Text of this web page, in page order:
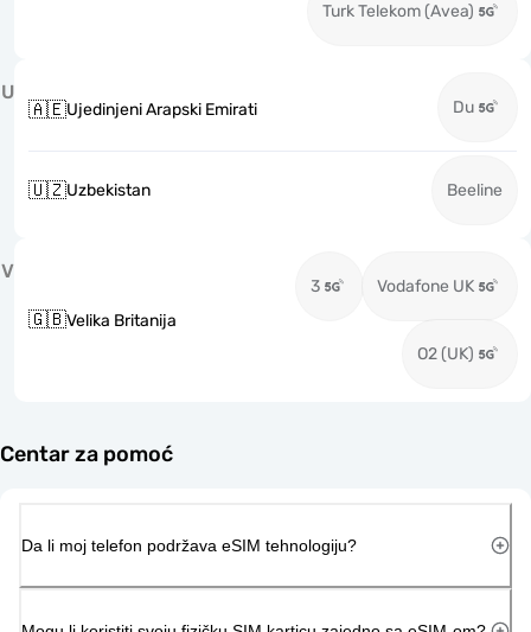
Turk Telekom (Avea)
U
🇦🇪Ujedinjeni Arapski Emirati Du
🇺🇿Uzbekistan Beeline
V
🇬🇧Velika Britanija
3 Vodafone UK
O2 (UK)
Centar za pomoć
Da li moj telefon podržava eSIM tehnologiju?